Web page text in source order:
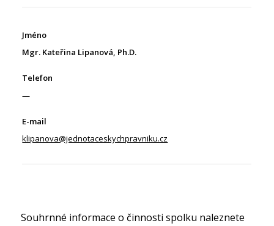
Mgr. Kateřina Lipanová, Ph.D.
—
klipanova@jednotaceskychpravniku.cz
Souhrnné informace o činnosti spolku naleznete